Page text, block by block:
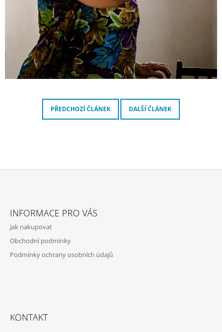
PŘEDCHOZÍ ČLÁNEK DALŠÍ ČLÁNEK
INFORMACE PRO VÁS
Jak nakupovat
Obchodní podmínky
Podmínky ochrany osobních údajů
KONTAKT